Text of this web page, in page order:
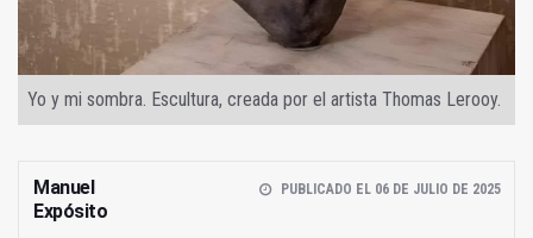
Yo y mi sombra. Escultura, creada por el artista Thomas Lerooy.
Manuel
Expósito
PUBLICADO EL 06 DE JULIO DE 2025